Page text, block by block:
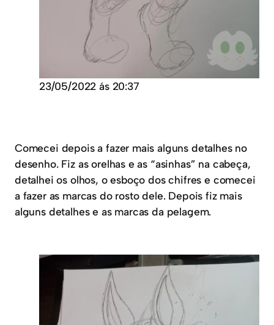
23/05/2022 ás 20:37
Comecei depois a fazer mais alguns detalhes no
desenho. Fiz as orelhas e as “asinhas” na cabeça,
detalhei os olhos, o esboço dos chifres e comecei
a fazer as marcas do rosto dele. Depois fiz mais
alguns detalhes e as marcas da pelagem.